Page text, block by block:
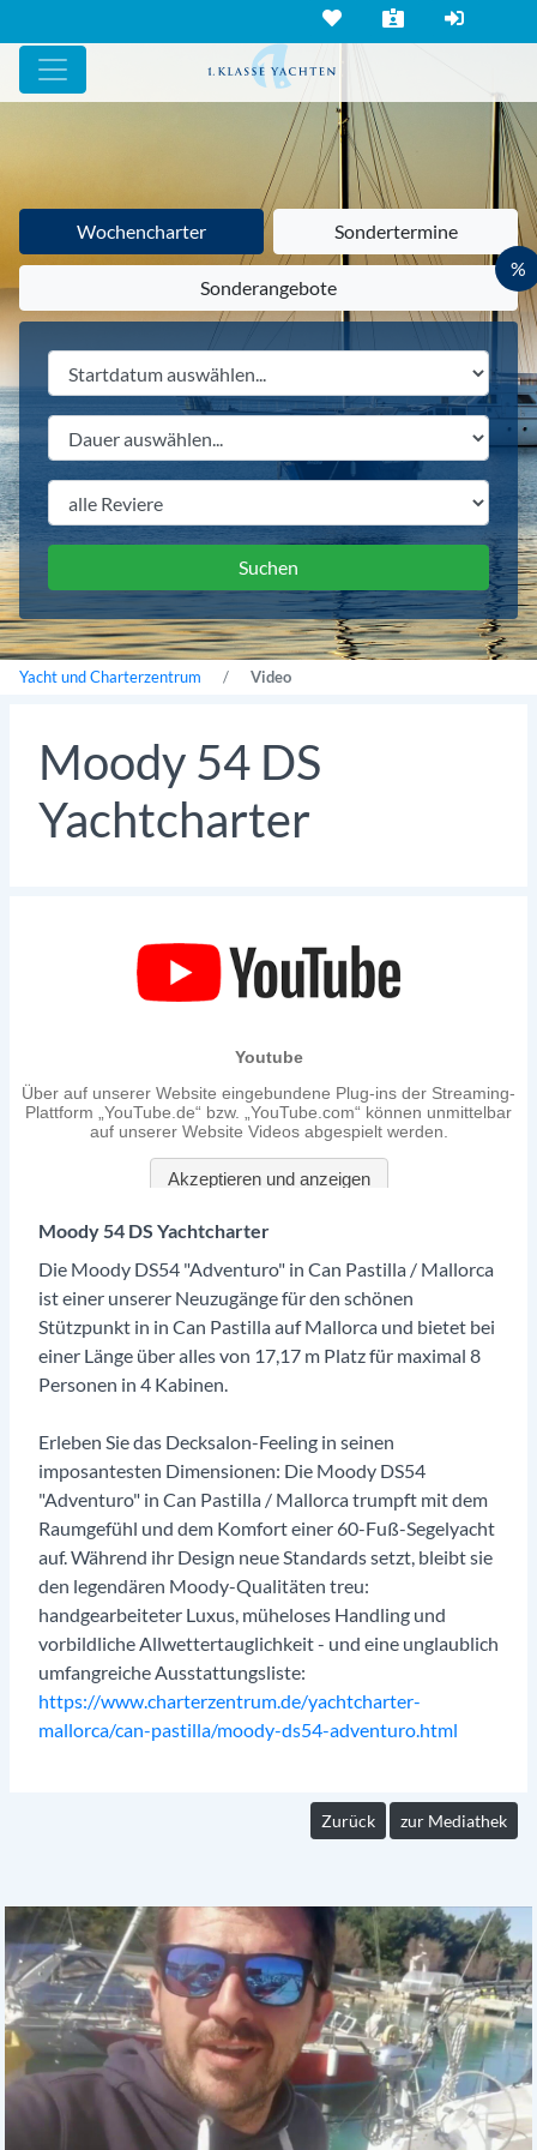
Wochencharter Sondertermine
Sonderangebote
%
Yacht und Charterzentrum Video
Moody 54 DS
Yachtcharter
Moody 54 DS Yachtcharter
Die Moody DS54 "Adventuro" in Can Pastilla / Mallorca
ist einer unserer Neuzugänge für den schönen
Stützpunkt in in Can Pastilla auf Mallorca und bietet bei
einer Länge über alles von 17,17 m Platz für maximal 8
Personen in 4 Kabinen.
Erleben Sie das Decksalon-Feeling in seinen
imposantesten Dimensionen: Die Moody DS54
"Adventuro" in Can Pastilla / Mallorca trumpft mit dem
Raumgefühl und dem Komfort einer 60-Fuß-Segelyacht
auf. Während ihr Design neue Standards setzt, bleibt sie
den legendären Moody-Qualitäten treu:
handgearbeiteter Luxus, müheloses Handling und
vorbildliche Allwettertauglichkeit - und eine unglaublich
umfangreiche Ausstattungsliste:
https://www.charterzentrum.de/yachtcharter-
mallorca/can-pastilla/moody-ds54-adventuro.html
Zurück zur Mediathek